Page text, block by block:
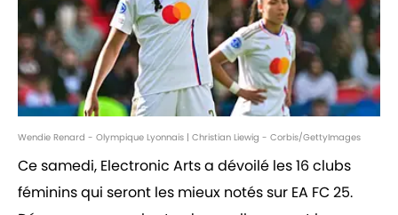
Wendie Renard - Olympique Lyonnais | Christian Liewig - Corbis/GettyImages
Ce samedi, Electronic Arts a dévoilé les 16 clubs
féminins qui seront les mieux notés sur EA FC 25.